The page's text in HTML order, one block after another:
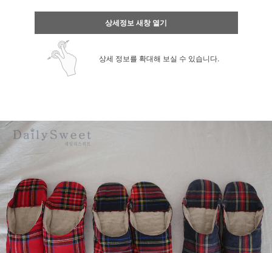
상세정보 새창 열기
상세 정보를 확대해 보실 수 있습니다.